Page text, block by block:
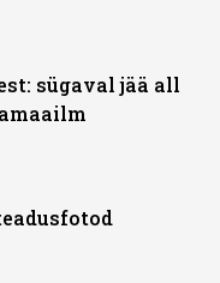
sügaval jää all